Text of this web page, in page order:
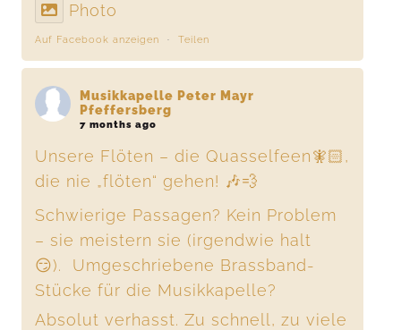
Photo
Auf Facebook anzeigen · Teilen
Musikkapelle Peter Mayr
Pfeffersberg
7 months ago
Unsere Flöten – die Quasselfeen🧚🏻,
die nie „flöten“ gehen! 🎶💨
Schwierige Passagen? Kein Problem
– sie meistern sie (irgendwie halt
😏). Umgeschriebene Brassband-
Stücke für die Musikkapelle?
Absolut verhasst. Zu schnell, zu viele